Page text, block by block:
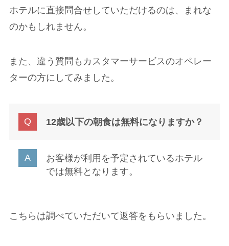
ホテルに直接問合せしていただけるのは、まれな
のかもしれません。
また、違う質問もカスタマーサービスのオペレー
ターの方にしてみました。
12歳以下の朝食は無料になりますか？
お客様が利用を予定されているホテル
では無料となります。
こちらは調べていただいて返答をもらいました。